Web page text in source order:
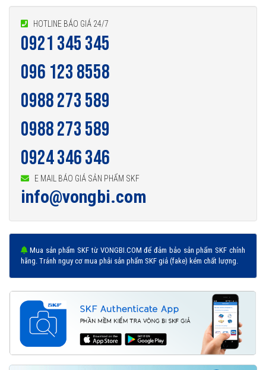
HOTLINE BÁO GIÁ 24/7
0921 345 345
096 123 8558
0988 273 589
0988 273 589
0924 346 346
E MAIL BÁO GIÁ SẢN PHẨM SKF
info@vongbi.com
Mua sản phẩm SKF từ VONGBI.COM để đảm bảo sản phẩm SKF chính
hãng. Tránh nguy cơ mua phải sản phẩm SKF giả (fake) kém chất lượng.